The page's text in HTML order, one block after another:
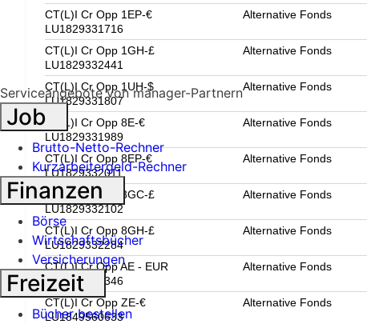
CT(L)I Cr Opp 1EP-€
LU1829331716
Alternative Fonds
CT(L)I Cr Opp 1GH-£
LU1829332441
Alternative Fonds
CT(L)I Cr Opp 1UH-$
LU1829331807
Alternative Fonds
CT(L)I Cr Opp 8E-€
LU1829331989
Alternative Fonds
CT(L)I Cr Opp 8EP-€
LU1829332011
Alternative Fonds
CT(L)I Cr Opp 8GC-£
LU1829332102
Alternative Fonds
CT(L)I Cr Opp 8GH-£
LU1829332284
Alternative Fonds
CT(L)I Cr Opp AE - EUR
LU2323315346
Alternative Fonds
CT(L)I Cr Opp ZE-€
LU1849560633
Alternative Fonds
Serviceangebote von manager-Partnern
Job
Brutto-Netto-Rechner
Kurzarbeitergeld-Rechner
Finanzen
Börse
Wirtschaftsbücher
Versicherungen
Freizeit
Bücher bestellen